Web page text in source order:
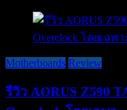
Motherboards Review
รีวิว AORUS Z590